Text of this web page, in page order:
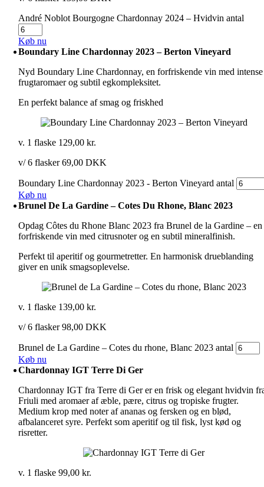
André Noblot Bourgogne Chardonnay 2024 – Hvidvin antal
Køb nu
Boundary Line Chardonnay 2023 – Berton Vineyard
Nyd Boundary Line Chardonnay, en forfriskende vin med intense
frugtaromaer og subtil egkompleksitet.
En perfekt balance af smag og friskhed
v. 1 flaske 129,00kr.
v/ 6 flasker 69,00 DKK
Boundary Line Chardonnay 2023 - Berton Vineyard antal
Køb nu
Brunel De La Gardine – Cotes Du Rhone, Blanc 2023
Opdag Côtes du Rhone Blanc 2023 fra Brunel de la Gardine – en
forfriskende vin med citrusnoter og en subtil mineralfinish.
Perfekt til aperitif og gourmetretter. En harmonisk drueblanding
giver en unik smagsoplevelse.
v. 1 flaske 139,00kr.
v/ 6 flasker 98,00 DKK
Brunel de La Gardine – Cotes du rhone, Blanc 2023 antal
Køb nu
Chardonnay IGT Terre Di Ger
Chardonnay IGT fra Terre di Ger er en frisk og elegant hvidvin
Friuli med aromaer af æble, pære, citrus og tropiske frugter.
Medium krop med noter af ananas og fersken og en blød,
afbalanceret syre. Perfekt som aperitif og til fisk, lyst kød og
risretter.
v. 1 flaske99,00kr.